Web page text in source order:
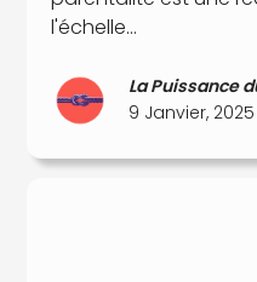
l'échelle...
La Puissance
9 Janvier, 2025